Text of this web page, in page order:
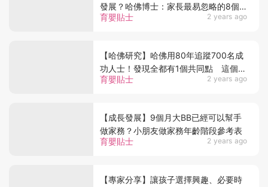
育嬰貼士 2 years ago
發展？哈佛博士：家長最易忽略的8個
好習慣！
育嬰貼士 2 years ago
【哈佛研究】哈佛用80年追蹤700名成
功人士！發現全都有1個共同點 這個兒
時習慣或成致勝關鍵？
育嬰貼士 2 years ago
【成長發展】9個月大BB已經可以幫手
做家務？小朋友做家務年齡階段參考表
【專家分享】讓孩子選擇興趣、必要時